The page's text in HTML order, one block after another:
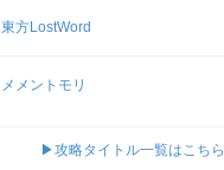
東方LostWord
メメントモリ
▶攻略タイトル一覧はこちら